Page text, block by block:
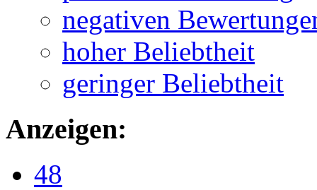
negativen
hoher Beliebtheit
geringer Beliebtheit
Anzeigen:
48